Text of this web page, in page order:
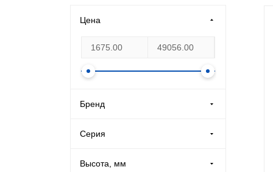
Лабораторная мебель
Почтовые ящики
Опломбирование и опечатывание
Системы хранения
Цена
Бренд
Серия
Высота, мм